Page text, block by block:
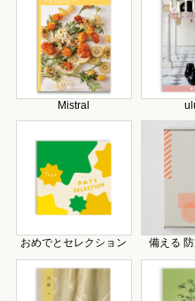
Mistral
おめでとセレクション 備える